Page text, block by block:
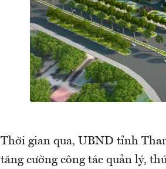
Thời gian qua, UBND tỉnh
tăng cường công tác quản lý,